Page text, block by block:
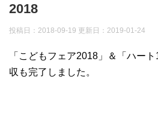
2018
投稿日：2018-09-19 更新日： 2019-01-24
「こどもフェア2018」＆「ハー
収も完了しました。